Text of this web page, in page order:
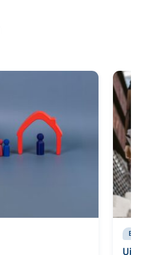
BLOG
Uit